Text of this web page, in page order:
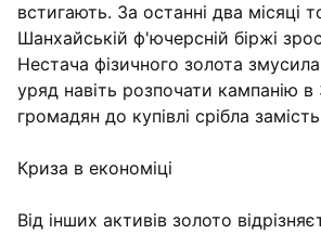
встигають. За останні два місяці
Шанхайській ф'ючерсній біржі
Нестача фізичного золота
уряд навіть розпочати кампанію
громадян до купівлі срібла
Криза в економіці
Від інших активів золото